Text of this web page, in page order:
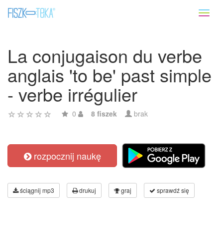
La conjugaison du verbe
anglais 'to be' past simple
- verbe irrégulier
0 8 fiszek brak
rozpocznij naukę
ściągnij mp3 drukuj graj sprawdź się